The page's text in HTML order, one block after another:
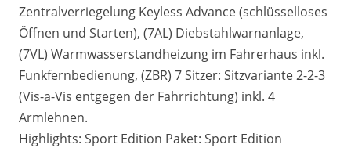
Zentralverriegelung Keyless Advance (schlüsselloses
Öffnen und Starten), (7AL) Diebstahlwarnanlage,
(7VL) Warmwasserstandheizung im Fahrerhaus inkl.
Funkfernbedienung, (ZBR) 7 Sitzer: Sitzvariante 2-2-3
(Vis-a-Vis entgegen der Fahrrichtung) inkl. 4
Armlehnen.
Highlights: Sport Edition Paket: Sport Edition